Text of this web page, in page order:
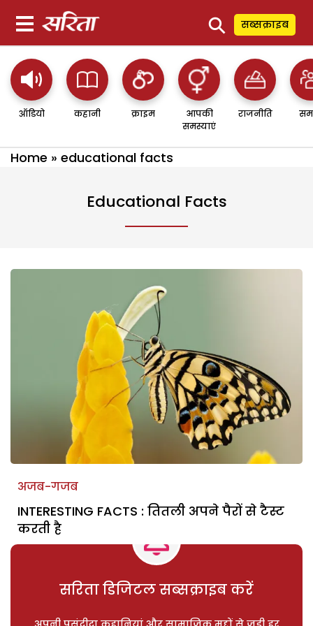
⚲ सब्सक्राइब
ऑडियो कहानी क्राइम
आपकी
समस्याएं
राजनीति
Home » educational facts
Educational Facts
अजब-गजब
INTERESTING FACTS : तितली अपने पैरों से टैस्ट
करती है
सरिता डिजिटल सब्सक्राइब करें